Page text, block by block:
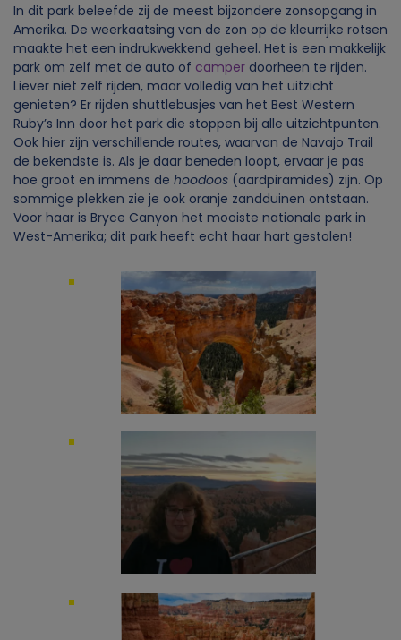
In dit park beleefde zij de meest bijzondere zonsopgang in
Amerika. De weerkaatsing van de zon op de kleurrijke rotsen
maakte het een indrukwekkend geheel. Het is een makkelijk
park om zelf met de auto of camper doorheen te rijden.
Liever niet zelf rijden, maar volledig van het uitzicht
genieten? Er rijden shuttlebusjes van het Best Western
Ruby’s Inn door het park die stoppen bij alle uitzichtpunten.
Ook hier zijn verschillende routes, waarvan de Navajo Trail
de bekendste is. Als je daar beneden loopt, ervaar je pas
hoe groot en immens de hoodoos (aardpiramides) zijn. Op
sommige plekken zie je ook oranje zandduinen ontstaan.
Voor haar is Bryce Canyon het mooiste nationale park in
West-Amerika; dit park heeft echt haar hart gestolen!
Image
Image